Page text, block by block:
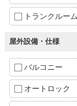
トランクルーム
屋外設備・仕様
バルコニー
オートロック